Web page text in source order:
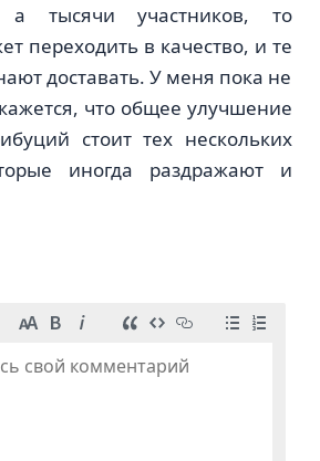
тысячи участников, то
переходить в качество, и те
доставать. У меня пока не
что общее улучшение
стоит тех нескольких
иногда раздражают и